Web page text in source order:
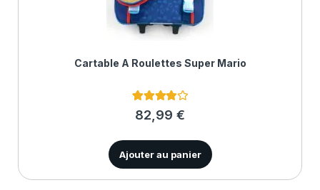
Cartable À Roulettes Super Mario
Noté4.00
sur 5
sur
1
notation
client
82,99 €
Ajouter au panier